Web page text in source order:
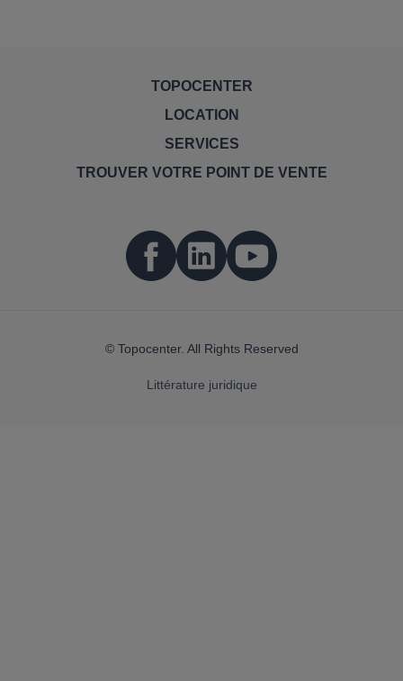
TOPOCENTER
LOCATION
SERVICES
TROUVER VOTRE POINT DE VENTE
© Topocenter. All Rights Reserved
Littérature juridique